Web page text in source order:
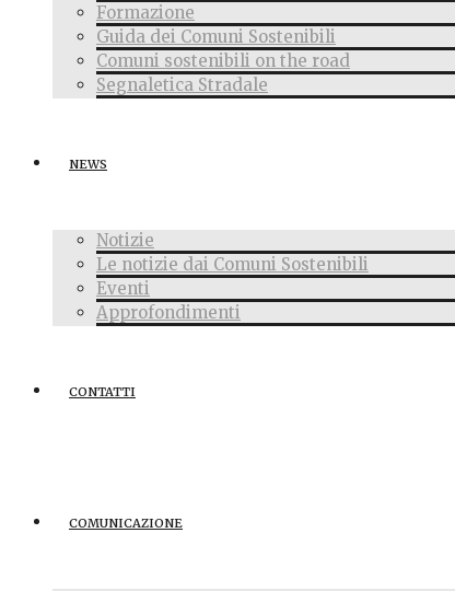
Formazione
Guida dei Comuni Sostenibili
Comuni sostenibili on the road
Segnaletica Stradale
NEWS
Notizie
Le notizie dai Comuni Sostenibili
Eventi
Approfondimenti
CONTATTI
COMUNICAZIONE